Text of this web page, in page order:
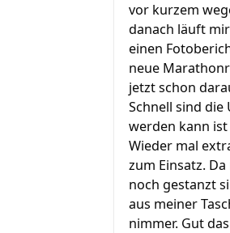
vor kurzem
danach läuft
einen
neue
jetzt schon
Schnell sind
werden kann
Wieder mal
zum Einsatz.
noch gestanzt
aus meiner
nimmer. Gut